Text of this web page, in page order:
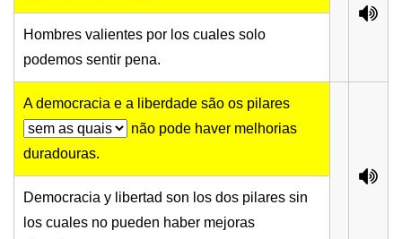
Hombres valientes por los cuales solo
podemos sentir pena.
A democracia e a liberdade são os pilares
não pode haver melhorias
duradouras.
Democracia y libertad son los dos pilares sin
los cuales no pueden haber mejoras